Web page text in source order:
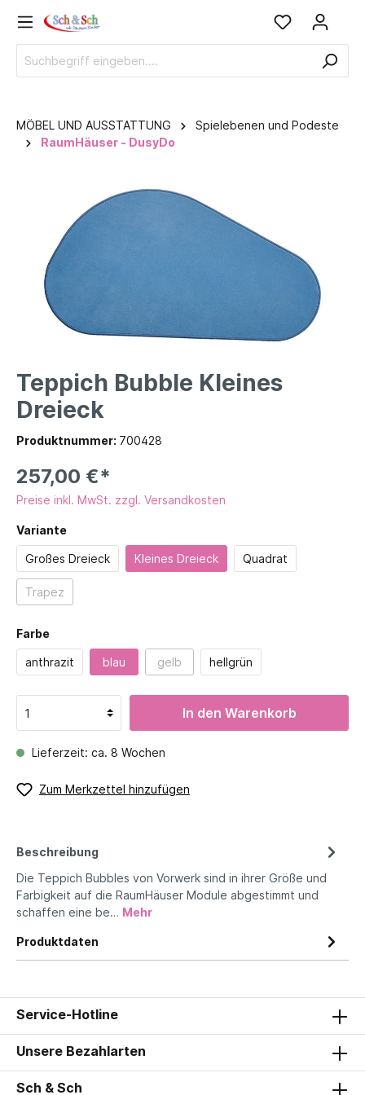
MÖBEL UND AUSSTATTUNG
Spielebenen und Podeste
RaumHäuser - DusyDo
Teppich Bubble Kleines
Dreieck
Produktnummer: 700428
257,00 €*
Preise inkl. MwSt. zzgl. Versandkosten
Variante
Großes Dreieck Kleines Dreieck Quadrat
Trapez
Farbe
anthrazit blau gelb hellgrün
In den Warenkorb
Lieferzeit: ca. 8 Wochen
Zum Merkzettel hinzufügen
Beschreibung
Die Teppich Bubbles von Vorwerk sind in ihrer Größe und
Farbigkeit auf die RaumHäuser Module abgestimmt und
schaffen eine be… Mehr
Produktdaten
Service-Hotline
Unsere Bezahlarten
Sch & Sch